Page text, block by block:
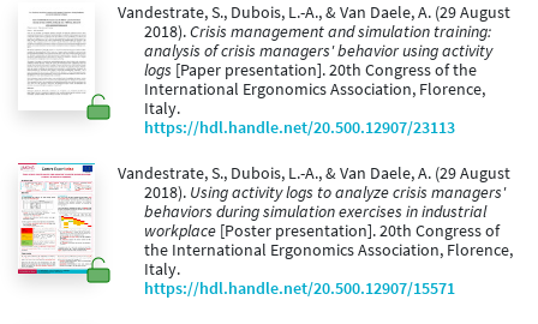
Vandestrate, S., Dubois, L.-A., & Van Daele, A. (29 August
2018).Crisis management and simulation training:
analysis of crisis managers' behavior using activity
logs [Paper presentation]. 20th Congress of the
International Ergonomics Association, Florence,
Italy.
https://hdl.handle.net/20.500.12907/23113
Vandestrate, S., Dubois, L.-A., & Van Daele, A. (29 August
2018). Using activity logs to analyze crisis managers'
behaviors during simulation exercises in industrial
workplace [Poster presentation]. 20th Congress of
the International Ergonomics Association, Florence,
Italy.
https://hdl.handle.net/20.500.12907/15571